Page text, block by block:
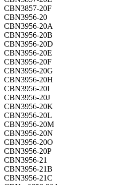
CBN3857-20F
CBN3956-20
CBN3956-20A
CBN3956-20B
CBN3956-20D
CBN3956-20E
CBN3956-20F
CBN3956-20G
CBN3956-20H
CBN3956-20I
CBN3956-20J
CBN3956-20K
CBN3956-20L
CBN3956-20M
CBN3956-20N
CBN3956-20O
CBN3956-20P
CBN3956-21
CBN3956-21B
CBN3956-21C